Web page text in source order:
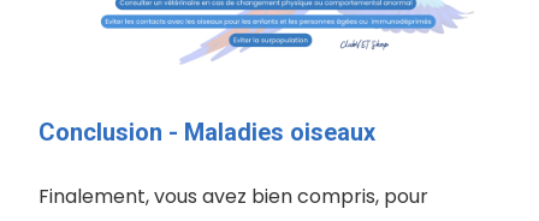
Conclusion - Maladies oiseaux
Finalement, vous avez bien compris, pour